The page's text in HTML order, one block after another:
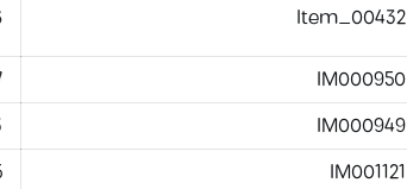
Item_00432
IM000950
IM000949
IM001121